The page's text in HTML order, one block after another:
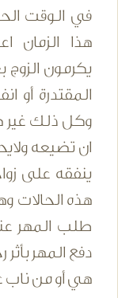
في الوقت
هذا الزمان
يكرمون
المقتدرة أو
وكل ذلك غير
ان تضيعه
ينفقه على
هذه الحالات
طلب المهر
دفع المهر
هي أو من ناب